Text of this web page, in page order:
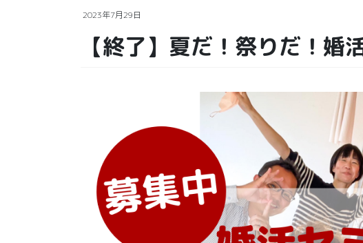
2023年7月29日
【終了】夏だ！祭りだ！婚